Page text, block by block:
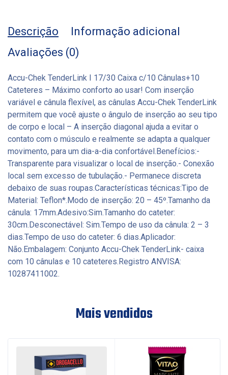
Descrição
Informação adicional
Avaliações (0)
Accu-Chek TenderLink I 17/30 Caixa c/10 Cânulas+10
Cateteres – Máximo conforto ao usar! Com inserção
variável e cânula flexível, as cânulas Accu-Chek TenderLink
permitem que você ajuste o ângulo de inserção ao seu tipo
de corpo e local – A inserção diagonal ajuda a evitar o
contato com o músculo e realmente se adapta a qualquer
movimento, para um dia-a-dia confortável.Benefícios:-
Transparente para visualizar o local de inserção.- Conexão
local sem excesso de tubulação.- Permanece discreta
debaixo de suas roupas.Características técnicas:Tipo de
Material: Teflon*.Modo de inserção: 20 – 45º.Tamanho da
cânula: 17mm.Adesivo:Sim.Tamanho do cateter:
30cm.Desconectável: Sim.Tempo de uso da cânula: 2 – 3
dias.Tempo de uso do cateter: 6 dias.Aplicador:
Não.Embalagem: Conjunto Accu-Chek TenderLink- caixa
com 10 cânulas e 10 cateteres.Registro ANVISA:
10287411002.
Mais vendidos